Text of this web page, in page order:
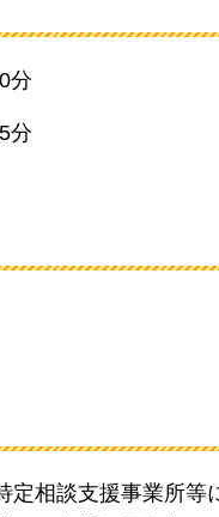
分
分
定相談支援事業所等